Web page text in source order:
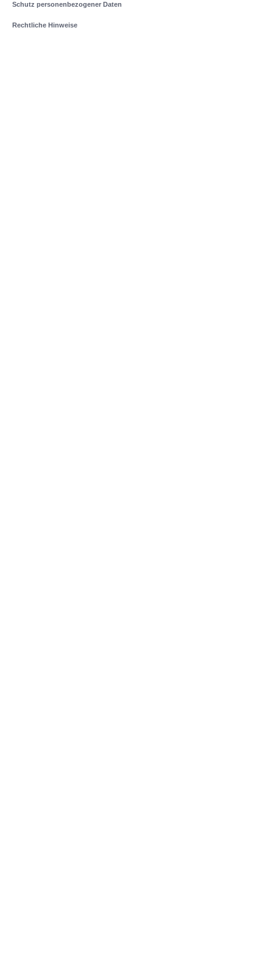
Schutz personenbezogener Daten
Rechtliche Hinweise